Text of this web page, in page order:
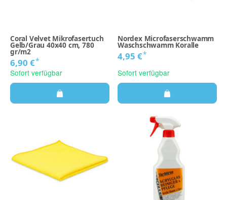
Coral Velvet Mikrofasertuch
Gelb/Grau 40x40 cm, 780
gr/m2
6,90 €*
Sofort verfügbar
Nordex Microfaserschwamm
Waschschwamm Koralle
4,95 €*
Sofort verfügbar